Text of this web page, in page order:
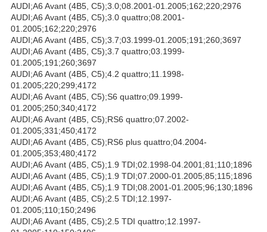
AUDI;A6 Avant (4B5, C5);3.0;08.2001-01.2005;162;220;2976
AUDI;A6 Avant (4B5, C5);3.0 quattro;08.2001-
01.2005;162;220;2976
AUDI;A6 Avant (4B5, C5);3.7;03.1999-01.2005;191;260;3697
AUDI;A6 Avant (4B5, C5);3.7 quattro;03.1999-
01.2005;191;260;3697
AUDI;A6 Avant (4B5, C5);4.2 quattro;11.1998-
01.2005;220;299;4172
AUDI;A6 Avant (4B5, C5);S6 quattro;09.1999-
01.2005;250;340;4172
AUDI;A6 Avant (4B5, C5);RS6 quattro;07.2002-
01.2005;331;450;4172
AUDI;A6 Avant (4B5, C5);RS6 plus quattro;04.2004-
01.2005;353;480;4172
AUDI;A6 Avant (4B5, C5);1.9 TDI;02.1998-04.2001;81;110;1896
AUDI;A6 Avant (4B5, C5);1.9 TDI;07.2000-01.2005;85;115;1896
AUDI;A6 Avant (4B5, C5);1.9 TDI;08.2001-01.2005;96;130;1896
AUDI;A6 Avant (4B5, C5);2.5 TDI;12.1997-
01.2005;110;150;2496
AUDI;A6 Avant (4B5, C5);2.5 TDI quattro;12.1997-